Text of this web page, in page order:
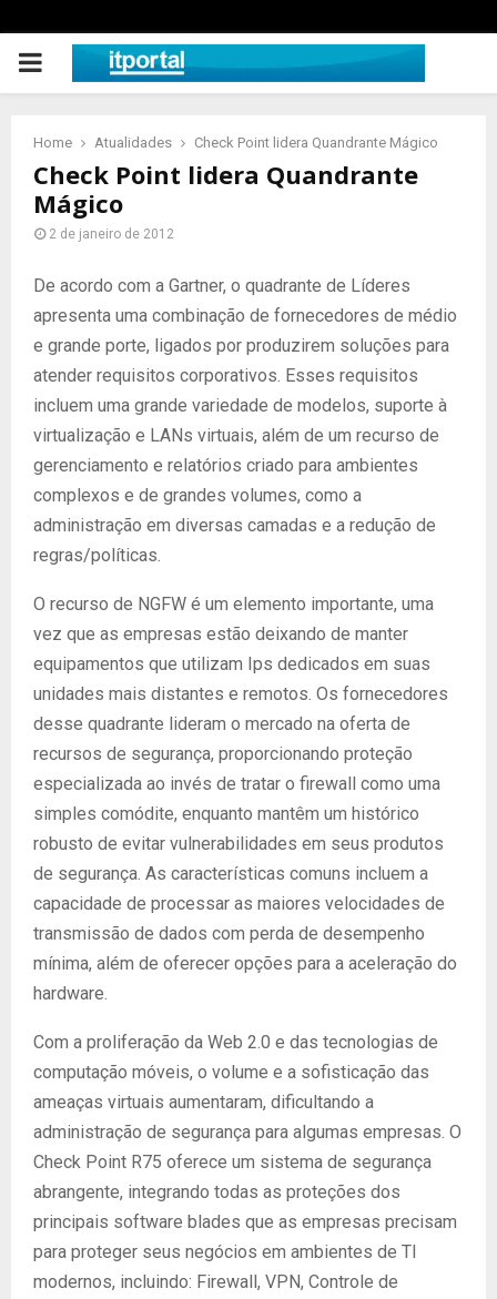
PRIMARY
Home Atualidades Check Point lidera Quandrante Mágico
Check Point lidera Quandrante
Mágico
2 de janeiro de 2012
De acordo com a Gartner, o quadrante de Líderes
apresenta uma combinação de fornecedores de médio
e grande porte, ligados por produzirem soluções para
atender requisitos corporativos. Esses requisitos
incluem uma grande variedade de modelos, suporte à
virtualização e LANs virtuais, além de um recurso de
gerenciamento e relatórios criado para ambientes
complexos e de grandes volumes, como a
administração em diversas camadas e a redução de
regras/políticas.
O recurso de NGFW é um elemento importante, uma
vez que as empresas estão deixando de manter
equipamentos que utilizam Ips dedicados em suas
unidades mais distantes e remotos. Os fornecedores
desse quadrante lideram o mercado na oferta de
recursos de segurança, proporcionando proteção
especializada ao invés de tratar o firewall como uma
simples comódite, enquanto mantêm um histórico
robusto de evitar vulnerabilidades em seus produtos
de segurança. As características comuns incluem a
capacidade de processar as maiores velocidades de
transmissão de dados com perda de desempenho
mínima, além de oferecer opções para a aceleração do
hardware.
Com a proliferação da Web 2.0 e das tecnologias de
computação móveis, o volume e a sofisticação das
ameaças virtuais aumentaram, dificultando a
administração de segurança para algumas empresas. O
Check Point R75 oferece um sistema de segurança
abrangente, integrando todas as proteções dos
principais software blades que as empresas precisam
para proteger seus negócios em ambientes de TI
modernos, incluindo: Firewall, VPN, Controle de